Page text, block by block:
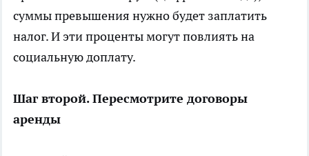
суммы превышения нужно будет заплатить
налог. И эти проценты могут повлиять на
социальную доплату.
Шаг второй. Пересмотрите договоры
аренды